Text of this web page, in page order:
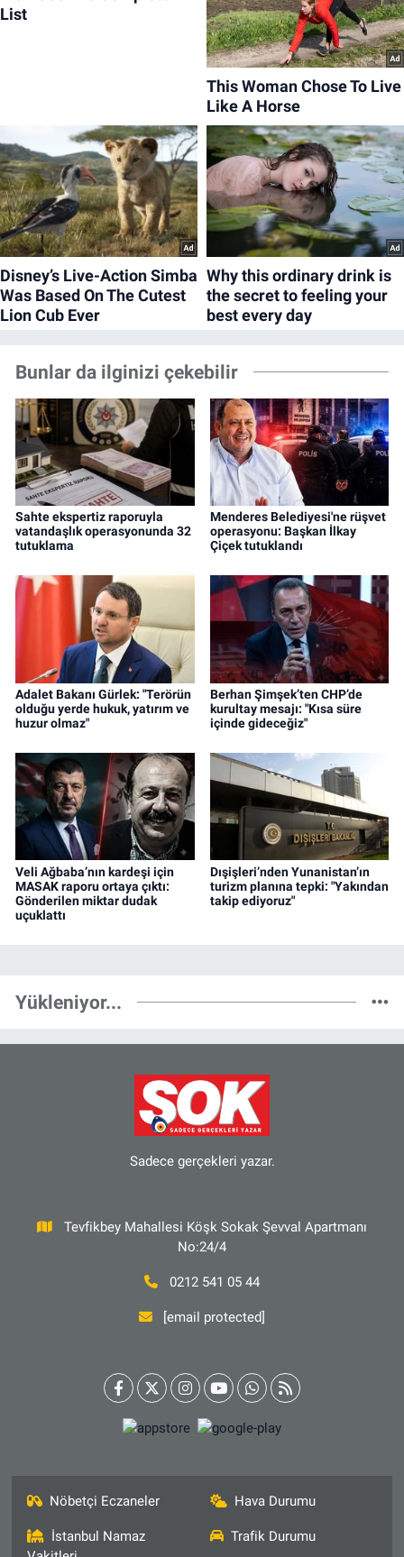
Bunlar da ilginizi çekebilir
Sahte ekspertiz raporuyla
vatandaşlık operasyonunda 32
tutuklama
Menderes Belediyesi'ne rüşvet
operasyonu: Başkan İlkay
Çiçek tutuklandı
Adalet Bakanı Gürlek: "Terörün
olduğu yerde hukuk, yatırım ve
huzur olmaz"
Berhan Şimşek’ten CHP’de
kurultay mesajı: "Kısa süre
içinde gideceğiz"
Veli Ağbaba’nın kardeşi için
MASAK raporu ortaya çıktı:
Gönderilen miktar dudak
uçuklattı
Dışişleri’nden Yunanistan’ın
turizm planına tepki: "Yakından
takip ediyoruz"
Yükleniyor...
Sadece gerçekleri yazar.
Tevfikbey Mahallesi Köşk Sokak Şevval Apartmanı
No:24/4
0212 541 05 44
[email protected]
Nöbetçi Eczaneler Hava Durumu
İstanbul Namaz
Trafik Durumu